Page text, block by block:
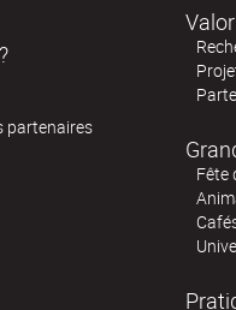
partenaires
Fête